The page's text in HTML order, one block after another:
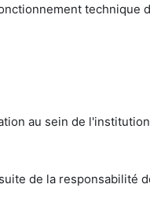
technique
au sein de
de la responsabilité